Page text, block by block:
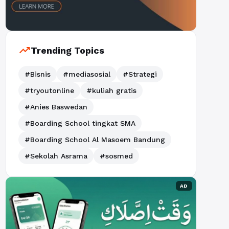
trending_upTrending Topics
#Bisnis #mediasosial
#Strategi
#tryoutonline
#kuliah gratis
#Anies Baswedan
#Boarding School tingkat SMA
#Boarding School Al Masoem Bandung
#Sekolah Asrama
#sosmed
AD